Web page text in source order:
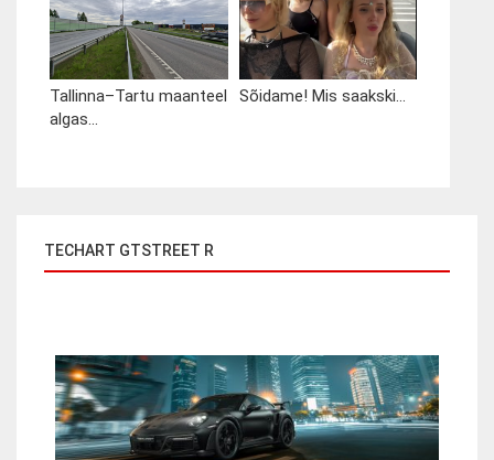
Tallinna–Tartu maanteel
algas...
Sõidame! Mis saakski...
TECHART GTSTREET R